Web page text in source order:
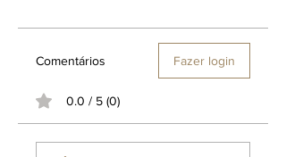
Comentários Fazer login
0.0 / 5 (0)